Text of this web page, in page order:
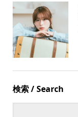
検索 / Search